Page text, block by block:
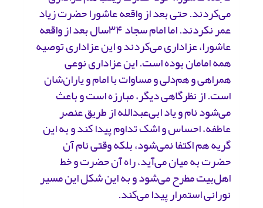
می‌کردند. حتی بعد از واقعه‌ عاشورا حضرت زیاد
عمر نکردند. اما امام‌ سجاد ۳۴سال بعد از واقعه
‌عاشورا، عزاداری می‌کردند و این عزاداری توصیه‌
همه‌ امامان بوده است. این عزاداری نوعی
همراهی و هم‌دلی و مساوات با امام‌ و یاران‌شان‌
است. از نظرگاهی‌ دیگر، مبارزه است و باعث
می‌شود نام و یاد ابی‌عبدالله از طریق‌ عنصر
عاطفه، احساس و اشک تداوم پیدا کند و به این
گریه هم اکتفا نمی‌شود، بلکه وقتی نام آن
حضرت به میان می‌آید، راه آن حضرت و خط
اهل‌بیت مطرح می‌شود و به این شکل این مسیر
نورانی استمرار پیدا می‌کند.